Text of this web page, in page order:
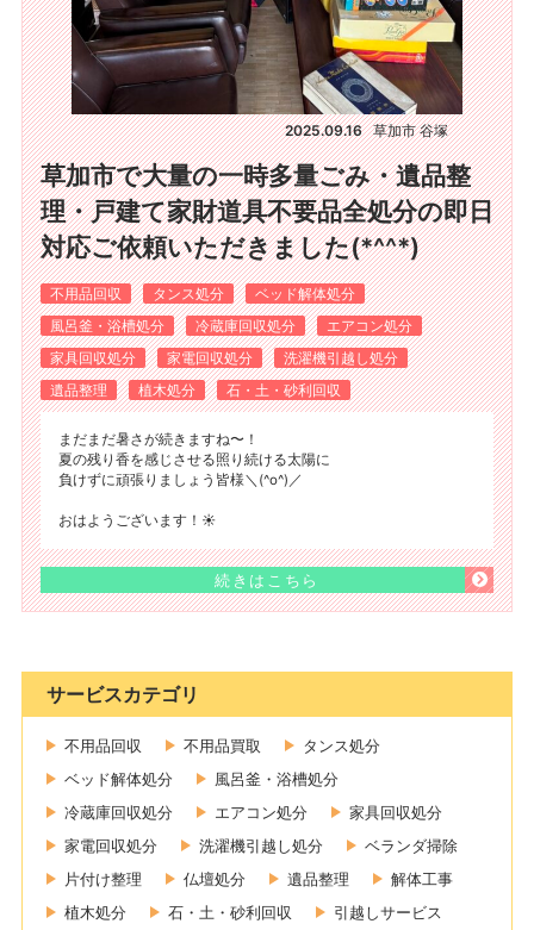
2025.09.16 草加市 谷塚
草加市で大量の一時多量ごみ・遺品整
理・戸建て家財道具不要品全処分の即日
対応ご依頼いただきました(*^^*)
不用品回収 タンス処分
ベッド解体処分
風呂釜・浴槽処分
冷蔵庫回収処分
エアコン処分
家具回収処分
家電回収処分
洗濯機引越し処分
遺品整理
植木処分 石・土・砂利回収
まだまだ暑さが続きますね〜！
夏の残り香を感じさせる照り続ける太陽に
負けずに頑張りましょう皆様＼(^o^)／
おはようございます！☀️
続きはこちら
サービスカテゴリ
不用品回収 不用品買取
タンス処分
ベッド解体処分
風呂釜・浴槽処分
冷蔵庫回収処分
エアコン処分
家具回収処分
家電回収処分
洗濯機引越し処分
ベランダ掃除
片付け整理
仏壇処分 遺品整理
解体工事
植木処分
石・土・砂利回収
引越しサービス